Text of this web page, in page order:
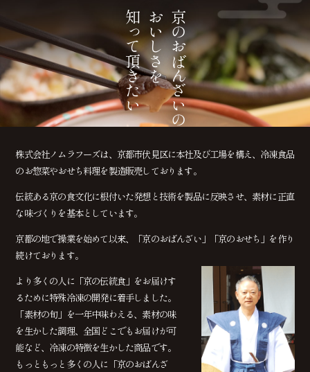
京のおばんざいの
おいしさを
知って頂きたい
株式会社ノムラフーズは、京都市伏見区に本社及び工場を構え、冷凍食品
のお惣菜やおせち料理を製造販売しております。
伝統ある京の食文化に根付いた発想と技術を製品に反映させ、素材に正直
な味づくりを基本としています。
京都の地で操業を始めて以来、「京のおばんざい」「京のおせち」を作り
続けております。
より多くの人に「京の伝統食」をお届けす
るために特殊冷凍の開発に着手しました。
「素材の旬」を一年中味わえる、素材の味
を生かした調理、全国どこでもお届けが可
能など、冷凍の特徴を生かした商品です。
もっともっと多くの人に「京のおばんざ